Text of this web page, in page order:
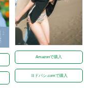
Amazonで購入
ヨドバシ.comで購入